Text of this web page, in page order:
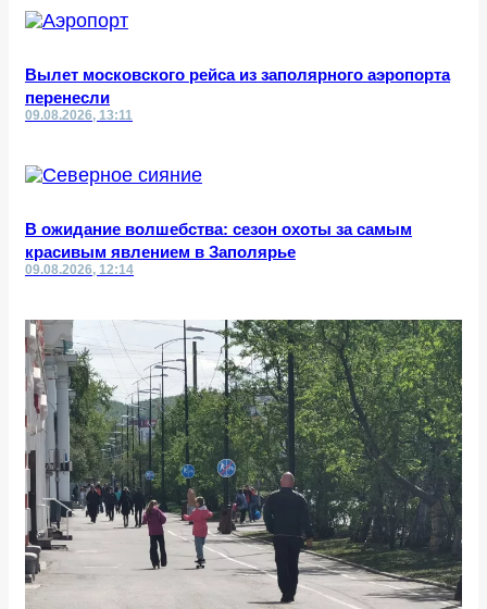
Вылет московского рейса из заполярного аэропорта
перенесли
09.08.2026, 13:11
В ожидание волшебства: сезон охоты за самым
красивым явлением в Заполярье
09.08.2026, 12:14